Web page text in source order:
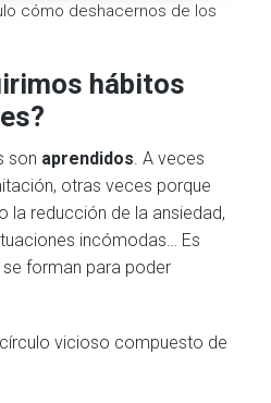
cómo deshacernos de los
hábitos
son aprendidos. A veces
otras veces porque
la reducción de la ansiedad,
incómodas… Es
forman para poder
vicioso compuesto de